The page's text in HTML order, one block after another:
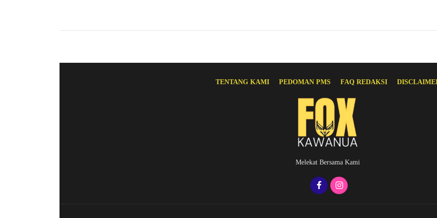
TENTANG KAMI PEDOMAN PMS FAQ REDAKSI
Melekat Bersama Kami